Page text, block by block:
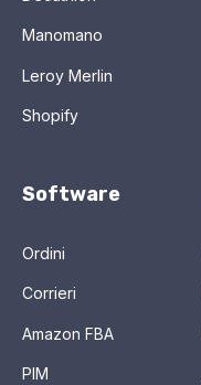
Manomano
Leroy Merlin
Shopify
Software
Ordini
Corrieri
Amazon FBA
PIM